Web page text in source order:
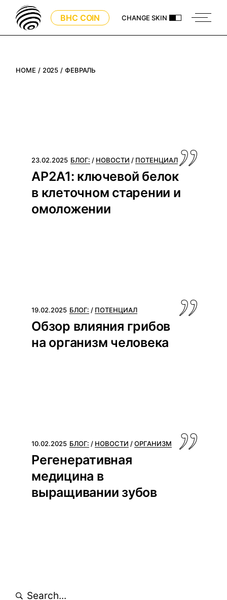
content
BHC COIN CHANGE SKIN
HOME 2025 ФЕВРАЛЬ
23.02.2025 БЛОГ: НОВОСТИ ПОТЕНЦИАЛ
AP2A1: ключевой белок
в клеточном старении и
омоложении
19.02.2025 БЛОГ: ПОТЕНЦИАЛ
Обзор влияния грибов
на организм человека
10.02.2025 БЛОГ: НОВОСТИ ОРГАНИЗМ
Регенеративная
медицина в
выращивании зубов